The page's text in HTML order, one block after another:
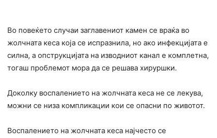
Во повеќето случаи заглавениот камен се враќа во
жолчната кеса која се испразнила, но ако инфекцијата е
силна, а опструкцијата на изводниот канал е комплетна,
тогаш проблемот мора да се решава хируршки.
Доколку воспалението на жолчната кеса не се лекува,
можни се низа компликации кои се опасни по животот.
Воспалението на жолчната кеса најчесто се